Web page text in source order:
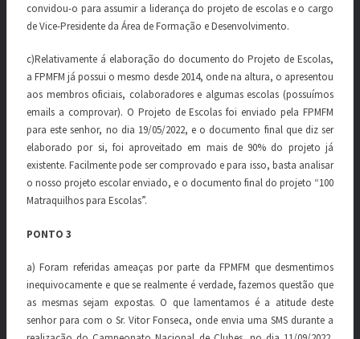
convidou-o para assumir a liderança do projeto de escolas e o cargo
de Vice-Presidente da Área de Formação e Desenvolvimento.
c)Relativamente á elaboração do documento do Projeto de Escolas,
a FPMFM já possui o mesmo desde 2014, onde na altura, o apresentou
aos membros oficiais, colaboradores e algumas escolas (possuímos
emails a comprovar). O Projeto de Escolas foi enviado pela FPMFM
para este senhor, no dia 19/05/2022, e o documento final que diz ser
elaborado por si, foi aproveitado em mais de 90% do projeto já
existente. Facilmente pode ser comprovado e para isso, basta analisar
o nosso projeto escolar enviado, e o documento final do projeto “100
Matraquilhos para Escolas”.
PONTO 3
a) Foram referidas ameaças por parte da FPMFM que desmentimos
inequivocamente e que se realmente é verdade, fazemos questão que
as mesmas sejam expostas. O que lamentamos é a atitude deste
senhor para com o Sr. Vitor Fonseca, onde envia uma SMS durante a